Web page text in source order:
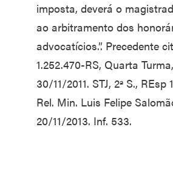
imposta, deverá o
ao arbitramento dos
advocatícios.”. Precedente
1.252.470-RS, Quarta
30/11/2011. STJ, 2ª S., REsp
Rel. Min. Luis Felipe
20/11/2013. Inf. 533.